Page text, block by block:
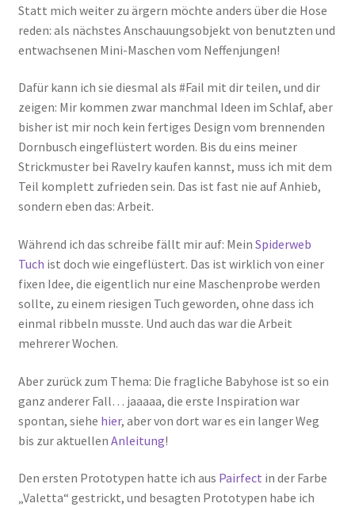
Statt mich weiter zu ärgern möchte anders über die Hose
reden: als nächstes Anschauungsobjekt von benutzten und
entwachsenen Mini-Maschen vom Neffenjungen!
Dafür kann ich sie diesmal als #Fail mit dir teilen, und dir
zeigen: Mir kommen zwar manchmal Ideen im Schlaf, aber
bisher ist mir noch kein fertiges Design vom brennenden
Dornbusch eingeflüstert worden. Bis du eins meiner
Strickmuster bei Ravelry kaufen kannst, muss ich mit dem
Teil komplett zufrieden sein. Das ist fast nie auf Anhieb,
sondern eben das: Arbeit.
Während ich das schreibe fällt mir auf: Mein Spiderweb
Tuch ist doch wie eingeflüstert. Das ist wirklich von einer
fixen Idee, die eigentlich nur eine Maschenprobe werden
sollte, zu einem riesigen Tuch geworden, ohne dass ich
einmal ribbeln musste. Und auch das war die Arbeit
mehrerer Wochen.
Aber zurück zum Thema: Die fragliche Babyhose ist so ein
ganz anderer Fall… jaaaaa, die erste Inspiration war
spontan, siehe hier, aber von dort war es ein langer Weg
bis zur aktuellen Anleitung!
Den ersten Prototypen hatte ich aus Pairfect in der Farbe
„Valetta“ gestrickt, und besagten Prototypen habe ich